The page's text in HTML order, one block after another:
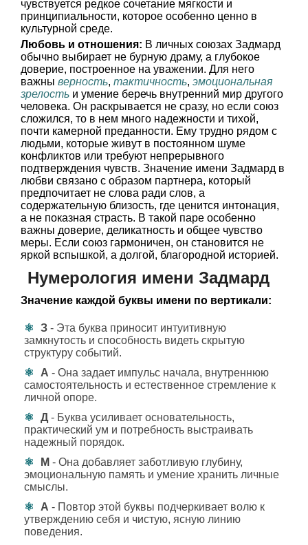
чувствуется редкое сочетание мягкости и
принципиальности, которое особенно ценно в
культурной среде.
Любовь и отношения: В личных союзах Задмард
обычно выбирает не бурную драму, а глубокое
доверие, построенное на уважении. Для него
важны верность, тактичность, эмоциональная
зрелость и умение беречь внутренний мир другого
человека. Он раскрывается не сразу, но если союз
сложился, то в нем много надежности и тихой,
почти камерной преданности. Ему трудно рядом с
людьми, которые живут в постоянном шуме
конфликтов или требуют непрерывного
подтверждения чувств. Значение имени Задмард в
любви связано с образом партнера, который
предпочитает не слова ради слов, а
содержательную близость, где ценится интонация,
а не показная страсть. В такой паре особенно
важны доверие, деликатность и общее чувство
меры. Если союз гармоничен, он становится не
яркой вспышкой, а долгой, благородной историей.
Нумерология имени Задмард
Значение каждой буквы имени по вертикали:
З - Эта буква приносит интуитивную
замкнутость и способность видеть скрытую
структуру событий.
А - Она задает импульс начала, внутреннюю
самостоятельность и естественное стремление к
личной опоре.
Д - Буква усиливает основательность,
практический ум и потребность выстраивать
надежный порядок.
М - Она добавляет заботливую глубину,
эмоциональную память и умение хранить личные
смыслы.
А - Повтор этой буквы подчеркивает волю к
утверждению себя и чистую, ясную линию
поведения.